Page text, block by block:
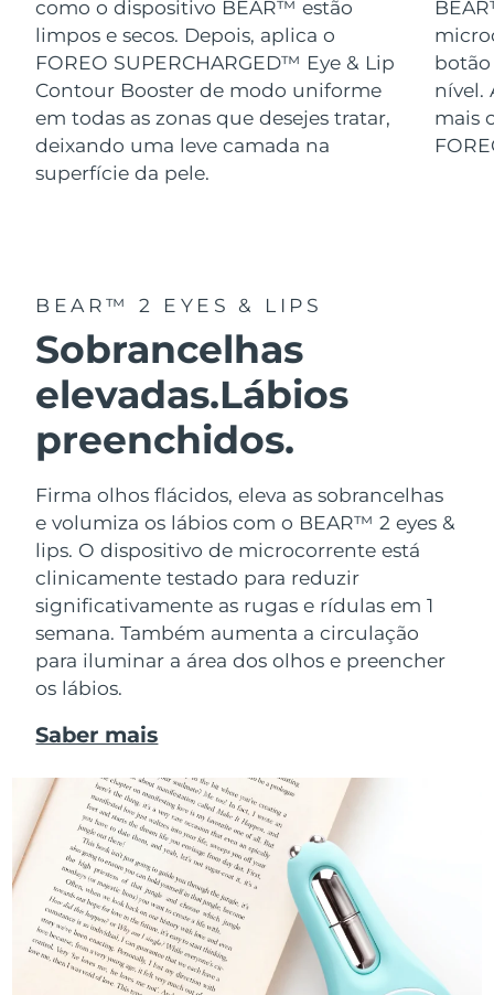
como o dispositivo BEAR™ estão
limpos e secos. Depois, aplica o
FOREO SUPERCHARGED™ Eye & Lip
Contour Booster de modo uniforme
em todas as zonas que desejes tratar,
deixando uma leve camada na
superfície da pele.
nível.
mais
BEAR™ 2 EYES & LIPS
Sobrancelhas
elevadas.Lábios
preenchidos.
Firma olhos flácidos, eleva as sobrancelhas
e volumiza os lábios com o BEAR™ 2 eyes &
lips. O dispositivo de microcorrente está
clinicamente testado para reduzir
significativamente as rugas e rídulas em 1
semana. Também aumenta a circulação
para iluminar a área dos olhos e preencher
os lábios.
Saber mais